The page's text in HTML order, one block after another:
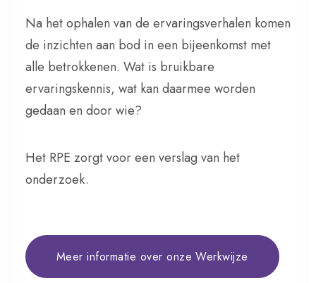
Na het ophalen van de ervaringsverhalen komen
de inzichten aan bod in een bijeenkomst met
alle betrokkenen. Wat is bruikbare
ervaringskennis, wat kan daarmee worden
gedaan en door wie?
Het RPE zorgt voor een verslag van het
onderzoek.
Meer informatie over onze Werkwijze